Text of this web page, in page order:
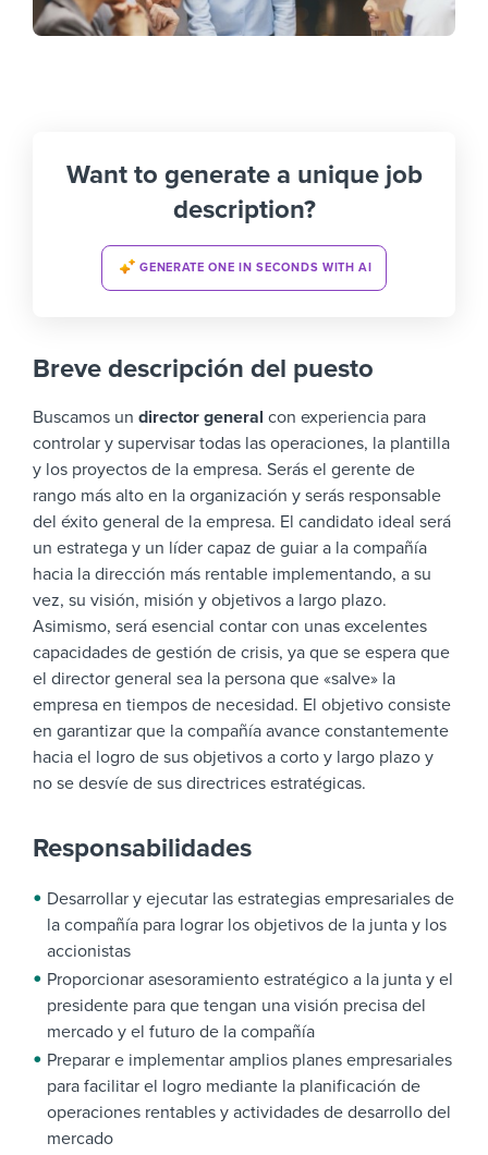
Want to generate a unique job
description?
GENERATE ONE IN SECONDS WITH AI
Breve descripción del puesto
Buscamos un director general con experiencia para
controlar y supervisar todas las operaciones, la plantilla
y los proyectos de la empresa. Serás el gerente de
rango más alto en la organización y serás responsable
del éxito general de la empresa. El candidato ideal será
un estratega y un líder capaz de guiar a la compañía
hacia la dirección más rentable implementando, a su
vez, su visión, misión y objetivos a largo plazo.
Asimismo, será esencial contar con unas excelentes
capacidades de gestión de crisis, ya que se espera que
el director general sea la persona que «salve» la
empresa en tiempos de necesidad. El objetivo consiste
en garantizar que la compañía avance constantemente
hacia el logro de sus objetivos a corto y largo plazo y
no se desvíe de sus directrices estratégicas.
Responsabilidades
Desarrollar y ejecutar las estrategias empresariales de
la compañía para lograr los objetivos de la junta y los
accionistas
Proporcionar asesoramiento estratégico a la junta y el
presidente para que tengan una visión precisa del
mercado y el futuro de la compañía
Preparar e implementar amplios planes empresariales
para facilitar el logro mediante la planificación de
operaciones rentables y actividades de desarrollo del
mercado